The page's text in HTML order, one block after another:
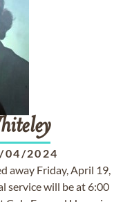
04/2024
away Friday, April 19,
service will be at 6:00